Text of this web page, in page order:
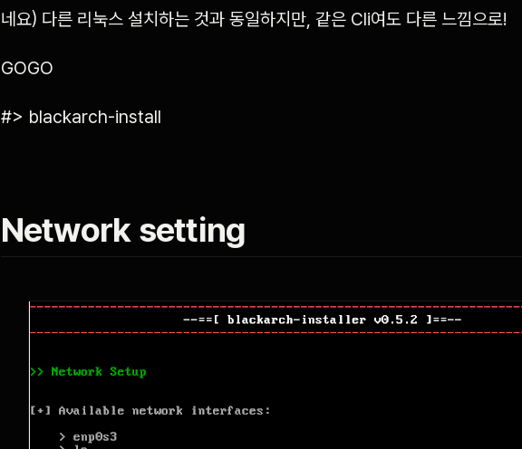
네요) 다른 리눅스 설치하는 것과 동일하지만, 같은 Cli여도 다른 느낌으로!
GOGO
#> blackarch-install
Network setting